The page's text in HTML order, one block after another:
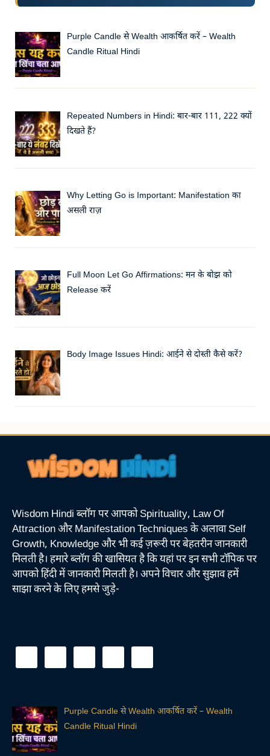
Purple Candle से Wealth आकर्षित करें – Wealth
Candle Ritual Hindi
Repeated Numbers in Hindi: बार-बार 111, 222 क्यों
दिखते हैं?
Why Letting Go is Important: Manifestation का
असली राज़
Full Moon Let Go Affirmations: मन के बोझ को
Release करें
Body Image Issues Hindi: आईने से दोस्ती कैसे करें?
Wisdom Hindi ब्लॉग पर आपको Spirituality, Law Of
Attraction और Manifestation Techniques के अलावा Self
Growth, Knowledge और भी कई ज़रूरी पर बेहतरीन जानकारी
मिलती है। हमारे ब्लॉग की खासियत है कि यहां पर इन सभी टॉपिक पर
आपको हिंदी में जानकारी मिलती है। अपने विचार और सुझाव हमें
साझा करने के लिए हमसे जुड़े-
Purple Candle से Wealth आकर्षित करें – Wealth
Candle Ritual Hindi